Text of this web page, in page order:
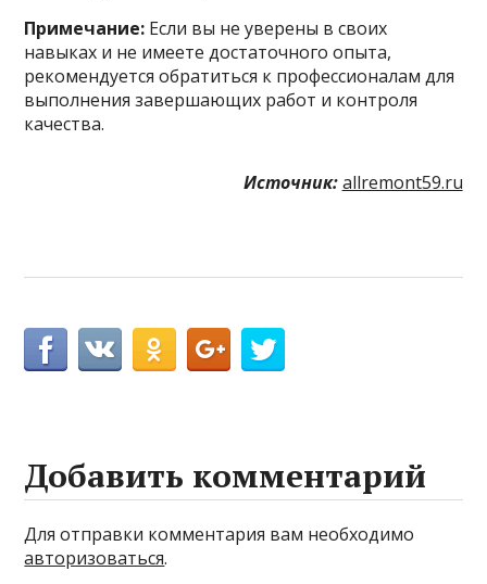
Примечание: Если вы не уверены в своих
навыках и не имеете достаточного опыта,
рекомендуется обратиться к профессионалам для
выполнения завершающих работ и контроля
качества.
Источник: allremont59.ru
Добавить комментарий
Для отправки комментария вам необходимо
авторизоваться.